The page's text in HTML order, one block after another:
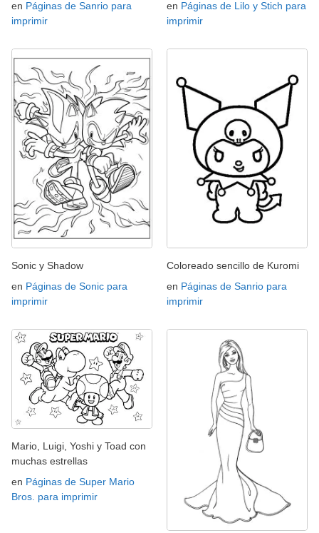
en Páginas de Sanrio para
imprimir
en Páginas de Lilo y Stich para
imprimir
Sonic y Shadow
en Páginas de Sonic para
imprimir
Coloreado sencillo de Kuromi
en Páginas de Sanrio para
imprimir
Mario, Luigi, Yoshi y Toad con
muchas estrellas
en Páginas de Super Mario
Bros. para imprimir